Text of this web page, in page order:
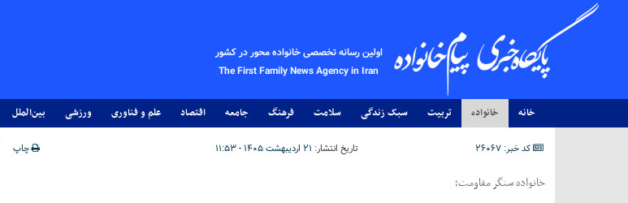
اولین رسانه تخصصی خانواده محور در کشور
The First Family News Agency in Iran
خانه خانواده تربیت سبک زندگی سلامت فرهنگ جامعه اقتصاد علم و فناوری ورزشی بین‌الملل
کد خبر: 26067 تاریخ انتشار: ۲۱ اردیبهشت ۱۴۰۵ - ۱۱:۵۳ چاپ
خانواده سنگر مقاومت؛